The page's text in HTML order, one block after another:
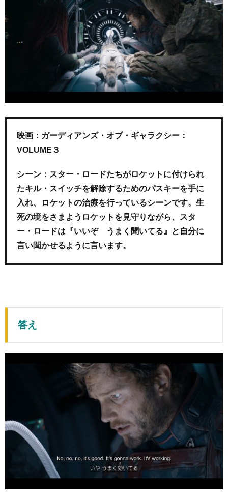
映画：ガーディアンズ・オブ・ギャラクシー：
VOLUME３
シーン：スター・ロードたちがロケットに付けられ
たキル・スイッチを解除するためのパスキーを手に
入れ、ロケットの治療を行っているシーンです。生
死の境をさまようロケットを見守りながら、スタ
ー・ロードは『いいぞ うまく聞いてる』と自分に
言い聞かせるように言います。
答え